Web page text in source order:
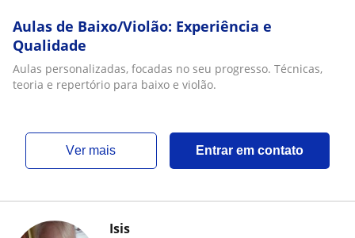
Aulas de Baixo/Violão: Experiência e
Qualidade
Aulas personalizadas, focadas no seu progresso. Técnicas,
teoria e repertório para baixo e violão.
ver mais Entrar em contato
Isis